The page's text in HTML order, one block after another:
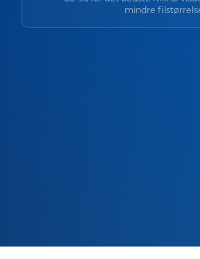
mindre